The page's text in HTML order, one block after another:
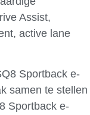
Assist,
active lane
Sportback e-
samen te stellen
Sportback e-